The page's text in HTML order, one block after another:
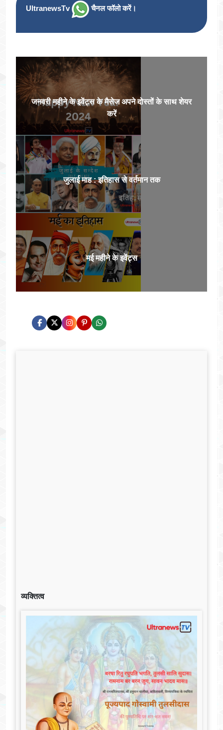
UltranewsTv चैनल फॉलो करें।
जनवरी महीने के इवेंट्स के मैसेज अपने दोस्तों के साथ शेयर
करें
जुलाई माह : इतिहास से वर्तमान तक
मई महीने के इवेंट्स
व्यक्तित्व